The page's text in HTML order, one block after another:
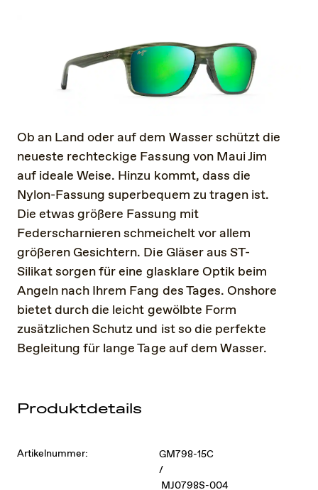
Ob an Land oder auf dem Wasser schützt die
neueste rechteckige Fassung von Maui Jim
auf ideale Weise. Hinzu kommt, dass die
Nylon-Fassung superbequem zu tragen ist.
Die etwas größere Fassung mit
Federscharnieren schmeichelt vor allem
größeren Gesichtern. Die Gläser aus ST-
Silikat sorgen für eine glasklare Optik beim
Angeln nach Ihrem Fang des Tages. Onshore
bietet durch die leicht gewölbte Form
zusätzlichen Schutz und ist so die perfekte
Begleitung für lange Tage auf dem Wasser.
Produktdetails
Artikelnummer:
GM798-15C
/
MJ0798S-004